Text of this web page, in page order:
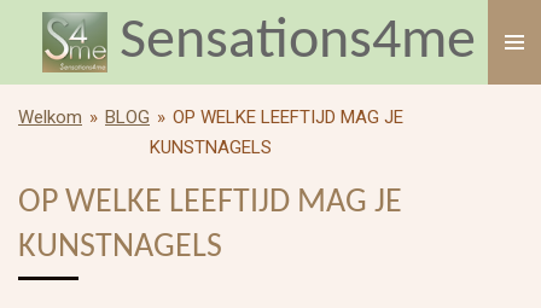
direct
naar
de
Sensations4me
Welkom » BLOG » OP WELKE LEEFTIJD MAG JE
KUNSTNAGELS
OP WELKE LEEFTIJD MAG JE
KUNSTNAGELS